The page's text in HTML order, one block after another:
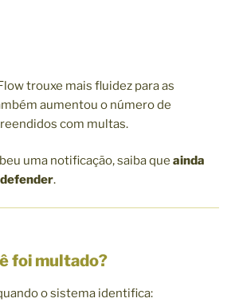
trouxe mais fluidez para as
aumentou o número de
com multas.
uma notificação, saiba que ainda
.
foi multado?
o sistema identifica: